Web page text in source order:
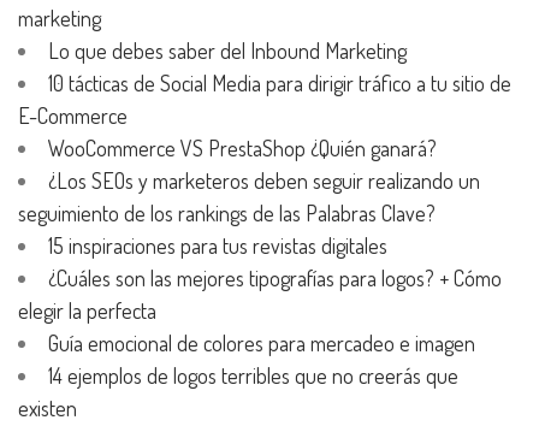
marketing
Lo que debes saber del Inbound Marketing
10 tácticas de Social Media para dirigir tráfico a tu sitio de
E-Commerce
WooCommerce VS PrestaShop ¿Quién ganará?
¿Los SEOs y marketeros deben seguir realizando un
seguimiento de los rankings de las Palabras Clave?
15 inspiraciones para tus revistas digitales
¿Cuáles son las mejores tipografías para logos? + Cómo
elegir la perfecta
Guía emocional de colores para mercadeo e imagen
14 ejemplos de logos terribles que no creerás que
existen